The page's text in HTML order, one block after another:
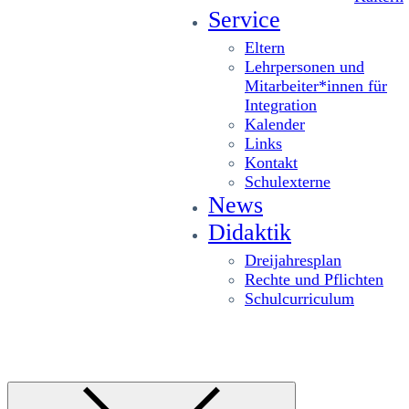
Service
Eltern
Lehrpersonen und
Mitarbeiter*innen für
Integration
Kalender
Links
Kontakt
Schulexterne
News
Didaktik
Dreijahresplan
Rechte und Pflichten
Schulcurriculum